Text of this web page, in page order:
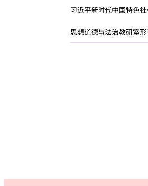
习近平新时代中国特色
思想道德与法治教研室